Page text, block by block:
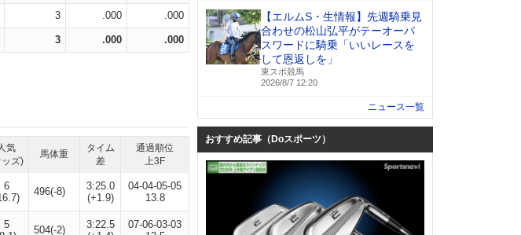
3 .000 .000
3 .000 .000
気
ズ)
馬体重
タイム
差
通過順位
上3F
6
496(-8)
3:25.0
(+1.9)
04-04-05-05
13.8
5
504(-2)
3:22.5
07-06-03-03
【エルムS・生情報】先週騎乗見
合わせの松山弘平がテーオーパ
スワードに騎乗「いいレースを
して恩返しを」
東スポ競馬
2026/8/7 12:20
ニュース一覧
おすすめ記事（Doスポーツ）